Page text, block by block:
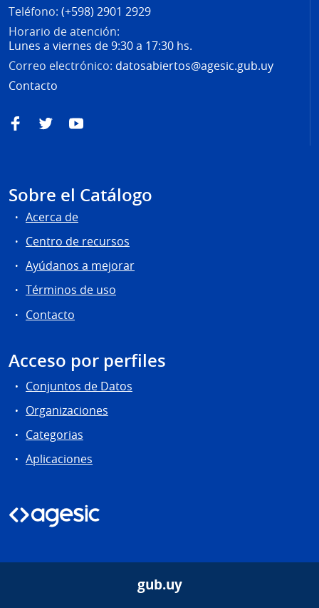
Teléfono: (+598) 2901 2929
Horario de atención:
Lunes a viernes de 9:30 a 17:30 hs.
Correo electrónico: datosabiertos@agesic.gub.uy
Contacto
FacebookTwitterYouTube
Sobre el Catálogo
Acerca de
Centro de recursos
Ayúdanos a mejorar
Términos de uso
Contacto
Acceso por perfiles
Conjuntos de Datos
Organizaciones
Categorias
Aplicaciones
gub.uy